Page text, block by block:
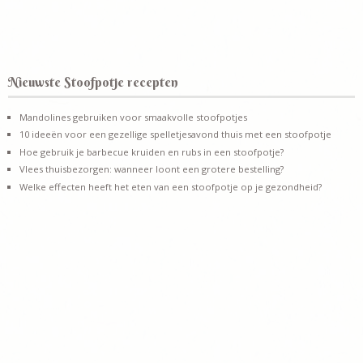
Nieuwste Stoofpotje recepten
Mandolines gebruiken voor smaakvolle stoofpotjes
10 ideeën voor een gezellige spelletjesavond thuis met een stoofpotje
Hoe gebruik je barbecue kruiden en rubs in een stoofpotje?
Vlees thuisbezorgen: wanneer loont een grotere bestelling?
Welke effecten heeft het eten van een stoofpotje op je gezondheid?